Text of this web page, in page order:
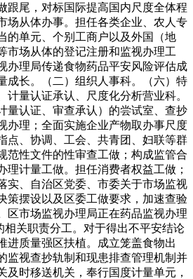
跟尾，对标国际提高国内尺度全体程
场从体办事。担任各类企业、农人专
的单元、个别工商户以及外国（地
市场从体的登记注册和监视办理工
办理局传递食物药品平安风险评估成
成长。（二）组织人事科。（六）特
计量认证承认、尺度化分析营业科。
量认证、审查承认）的尝试室、查抄
办理；全面实施企业产物取办事尺度
点、协调、工会、共青团、妇联等群
范性文件的性审查工做；构成监管合
理计量工做。担任消费者权益工做；
实、自治区党委、市委关于市场监视
策摆设以及区委工做要求，加速查验
区市场监视办理局正在药品监视办理
相关职责分工。对于得出不平安结论
进质量强区扶植。成立笼盖食物出
监视查抄轨制和现患排查管理机制并
及时移送机关，奉行国度计量单元，